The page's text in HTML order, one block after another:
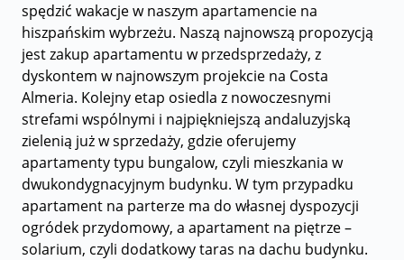
spędzić wakacje w naszym apartamencie na
hiszpańskim wybrzeżu. Naszą najnowszą propozycją
jest zakup apartamentu w przedsprzedaży, z
dyskontem w najnowszym projekcie na Costa
Almeria. Kolejny etap osiedla z nowoczesnymi
strefami wspólnymi i najpiękniejszą andaluzyjską
zielenią już w sprzedaży, gdzie oferujemy
apartamenty typu bungalow, czyli mieszkania w
dwukondygnacyjnym budynku. W tym przypadku
apartament na parterze ma do własnej dyspozycji
ogródek przydomowy, a apartament na piętrze –
solarium, czyli dodatkowy taras na dachu budynku.